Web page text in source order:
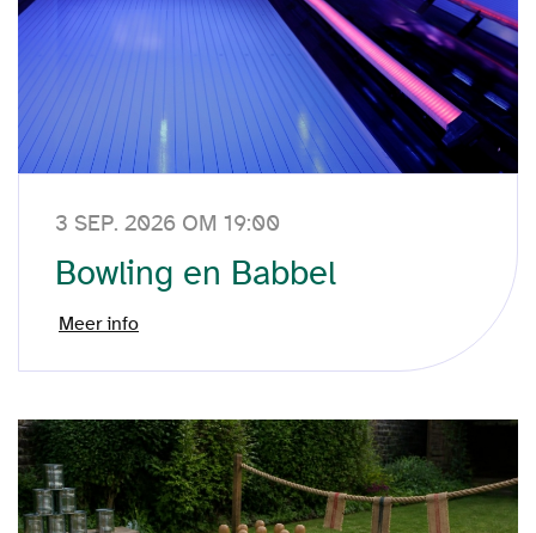
3 SEP. 2026 OM 19:00
Bowling en Babbel
Meer info